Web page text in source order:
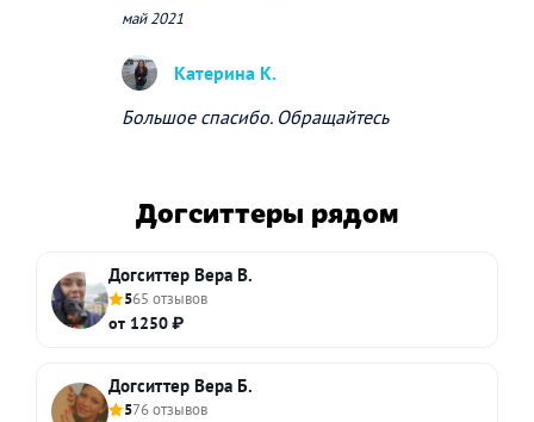
май 2021
Катерина К.
Большое спасибо. Обращайтесь
Догситтеры рядом
Догситтер Вера В.
565 отзывов
от 1250 ₽
Догситтер Вера Б.
576 отзывов